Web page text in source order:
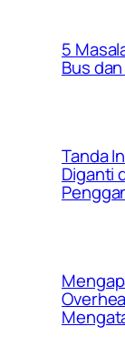
5
Bus
Tanda
Diganti